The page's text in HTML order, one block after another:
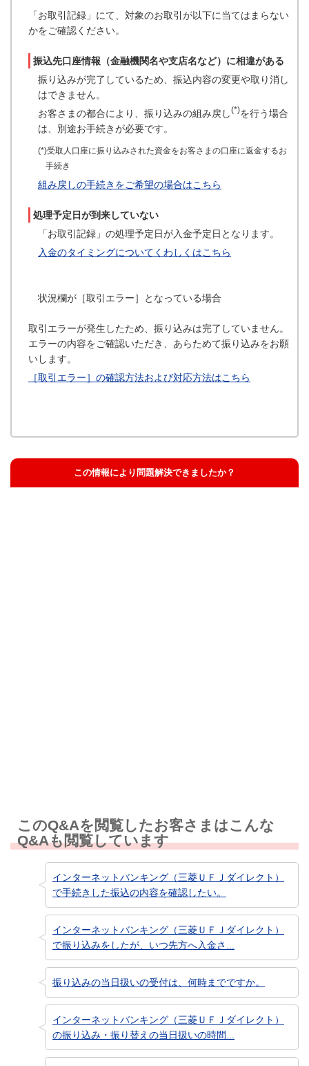
「お取引記録」にて、対象のお取引が以下に当てはまらない
かをご確認ください。
振込先口座情報（金融機関名や支店名など）に相違がある
振り込みが完了しているため、振込内容の変更や取り消し
はできません。
お客さまの都合により、振り込みの組み戻し(*)を行う場合
は、別途お手続きが必要です。
(*)受取人口座に振り込みされた資金をお客さまの口座に返金するお
手続き
組み戻しの手続きをご希望の場合はこちら
処理予定日が到来していない
「お取引記録」の処理予定日が入金予定日となります。
入金のタイミングについてくわしくはこちら
状況欄が［取引エラー］となっている場合
取引エラーが発生したため、振り込みは完了していません。
エラーの内容をご確認いただき、あらためて振り込みをお願
いします。
［取引エラー］の確認方法および対応方法はこちら
この情報により問題解決できましたか？
このQ&Aを閲覧したお客さまはこんな
Q&Aも閲覧しています
インターネットバンキング（三菱ＵＦＪダイレクト）
で手続きした振込の内容を確認したい。
インターネットバンキング（三菱ＵＦＪダイレクト）
で振り込みをしたが、いつ先方へ入金さ...
振り込みの当日扱いの受付は、何時までですか。
インターネットバンキング（三菱ＵＦＪダイレクト）
の振り込み・振り替えの当日扱いの時間...